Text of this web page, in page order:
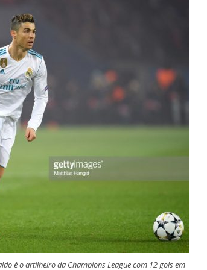
é o artilheiro da Champions League com 12 gols em